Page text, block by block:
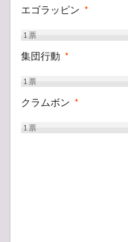
エゴラッピン *
1票
集団行動 *
1票
クラムボン *
1票